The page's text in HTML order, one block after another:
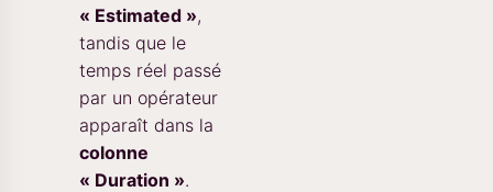
« Estimated »,
tandis que le
temps réel passé
par un opérateur
apparaît dans la
colonne
« Duration ».